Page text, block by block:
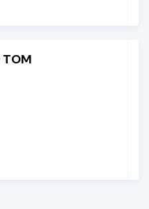
TOM